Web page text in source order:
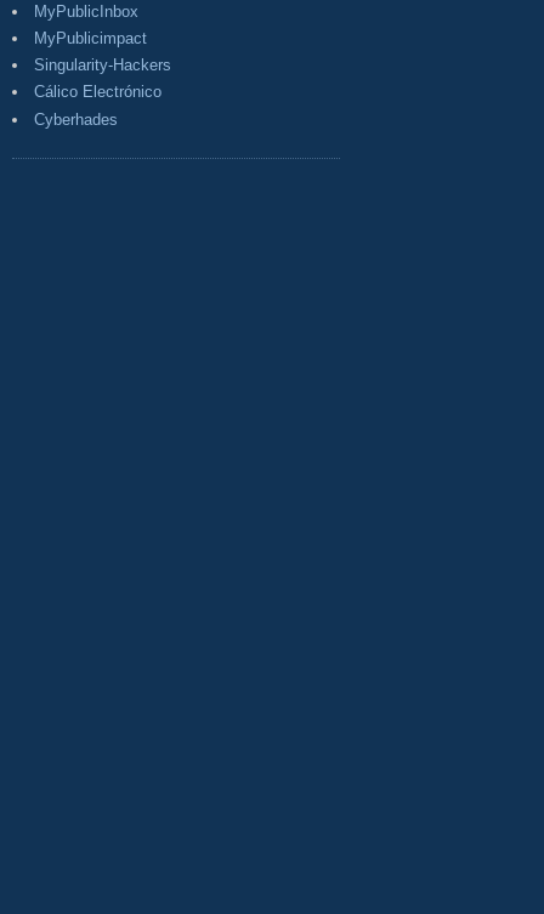
MyPublicInbox
MyPublicimpact
Singularity-Hackers
Cálico Electrónico
Cyberhades